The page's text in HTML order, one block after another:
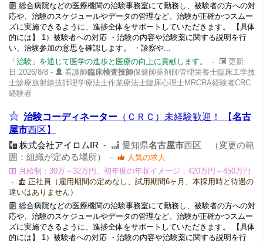
総合病院などの医療機関の治験事務室にて勤務し、被験者の方への対
応や、治験のスケジュールやデータの管理など、治験が正確かつスムー
ズに実施できるように、進捗全体をサポートしていただきます。 【具体
的には】 1）被験者への対応 ・治験の内容や治験薬に関する説明を行
い、治験参加の意思を確認します。 ・診察や...
「治験」を通じて医学の進歩と医療の向上に貢献します。
-
更新
日:2026/8/8 -
看護師 臨床検査技師保健師薬剤師管理栄養士臨床工学技
士診療放射線技師理学療法士作業療法士臨床心理士MRCRA経験者CRC
経験者
治験コーディネーター （ＣＲＣ）未経験歓迎！ 【名古
屋市西区】
株式会社アイロムIR - 愛知県名古屋市西区 （変更の範
囲：組織が定める場所）
-
人気の求人
月給制：30万～32万円、初年度の年収イメージ：420万円～450万円
-
正社員（雇用期間の定めなし、試用期間6ヶ月、本採用時と待遇の
違いはありません）
総合病院などの医療機関の治験事務室にて勤務し、被験者の方への対
応や、治験のスケジュールやデータの管理など、治験が正確かつスムー
ズに実施できるように、進捗全体をサポートしていただきます。 【具体
的には】 1）被験者への対応 ・治験の内容や治験薬に関する説明を行